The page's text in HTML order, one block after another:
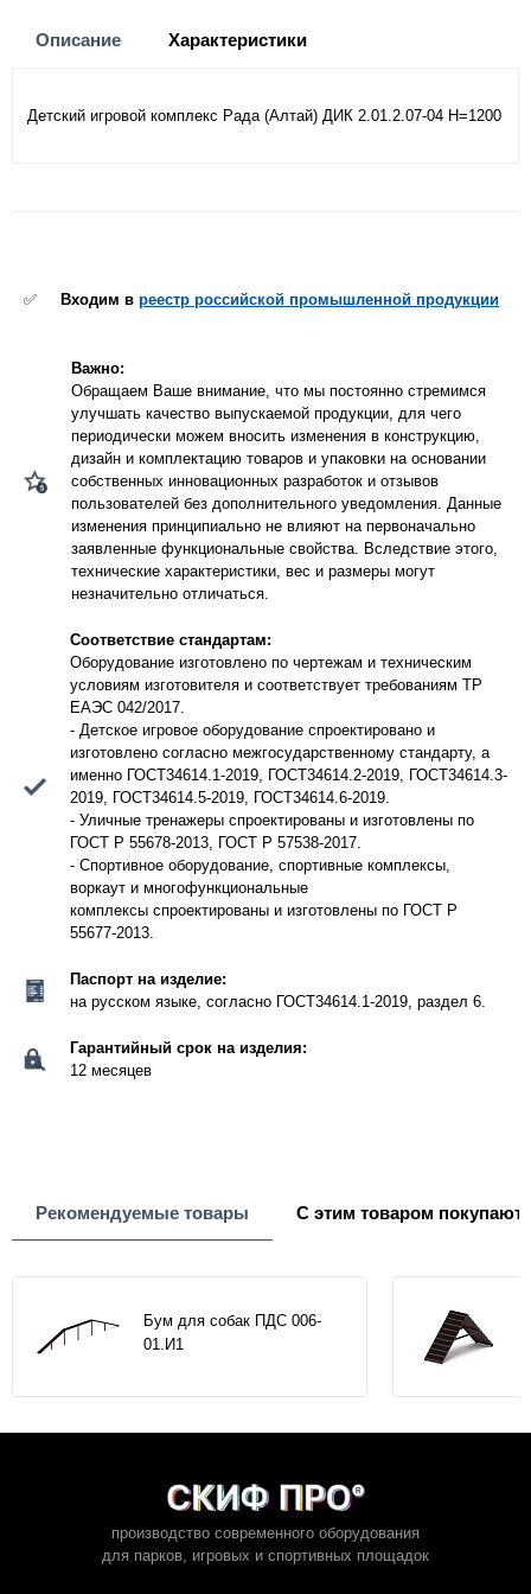
Описание Характеристики
Детский игровой комплекс Рада (Алтай) ДИК 2.01.2.07-04 H=1200
✅ Входим в реестр российской промышленной продукции
Важно:
Обращаем Ваше внимание, что мы постоянно стремимся
улучшать качество выпускаемой продукции, для чего
периодически можем вносить изменения в конструкцию,
дизайн и комплектацию товаров и упаковки на основании
собственных инновационных разработок и отзывов
пользователей без дополнительного уведомления. Данные
изменения принципиально не влияют на первоначально
заявленные функциональные свойства. Вследствие этого,
технические характеристики, вес и размеры могут
незначительно отличаться.
Соответствие стандартам:
Оборудование изготовлено по чертежам и техническим
условиям изготовителя и соответствует требованиям ТР
ЕАЭС 042/2017.
- Детское игровое оборудование спроектировано и
изготовлено согласно межгосударственному стандарту, а
именно ГОСТ34614.1-2019, ГОСТ34614.2-2019, ГОСТ34614.3-
2019, ГОСТ34614.5-2019, ГОСТ34614.6-2019.
- Уличные тренажеры спроектированы и изготовлены по
ГОСТ Р 55678-2013, ГОСТ Р 57538-2017.
- Спортивное оборудование, спортивные комплексы,
воркаут и многофункциональные
комплексы спроектированы и изготовлены по ГОСТ Р
55677-2013.
Паспорт на изделие:
на русском языке, согласно ГОСТ34614.1-2019, раздел 6.
Гарантийный срок на изделия:
12 месяцев
Рекомендуемые товары С этим товаром покупают
Бум для собак ПДС 006-
01.И1
производство современного оборудования
для парков, игровых и спортивных площадок